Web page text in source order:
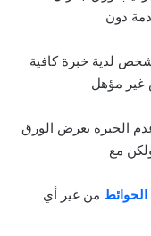
دون
لدية خبرة كافية
غير مؤهل
الخبرة يعرض الورق
مع
الحوائط من غير أي